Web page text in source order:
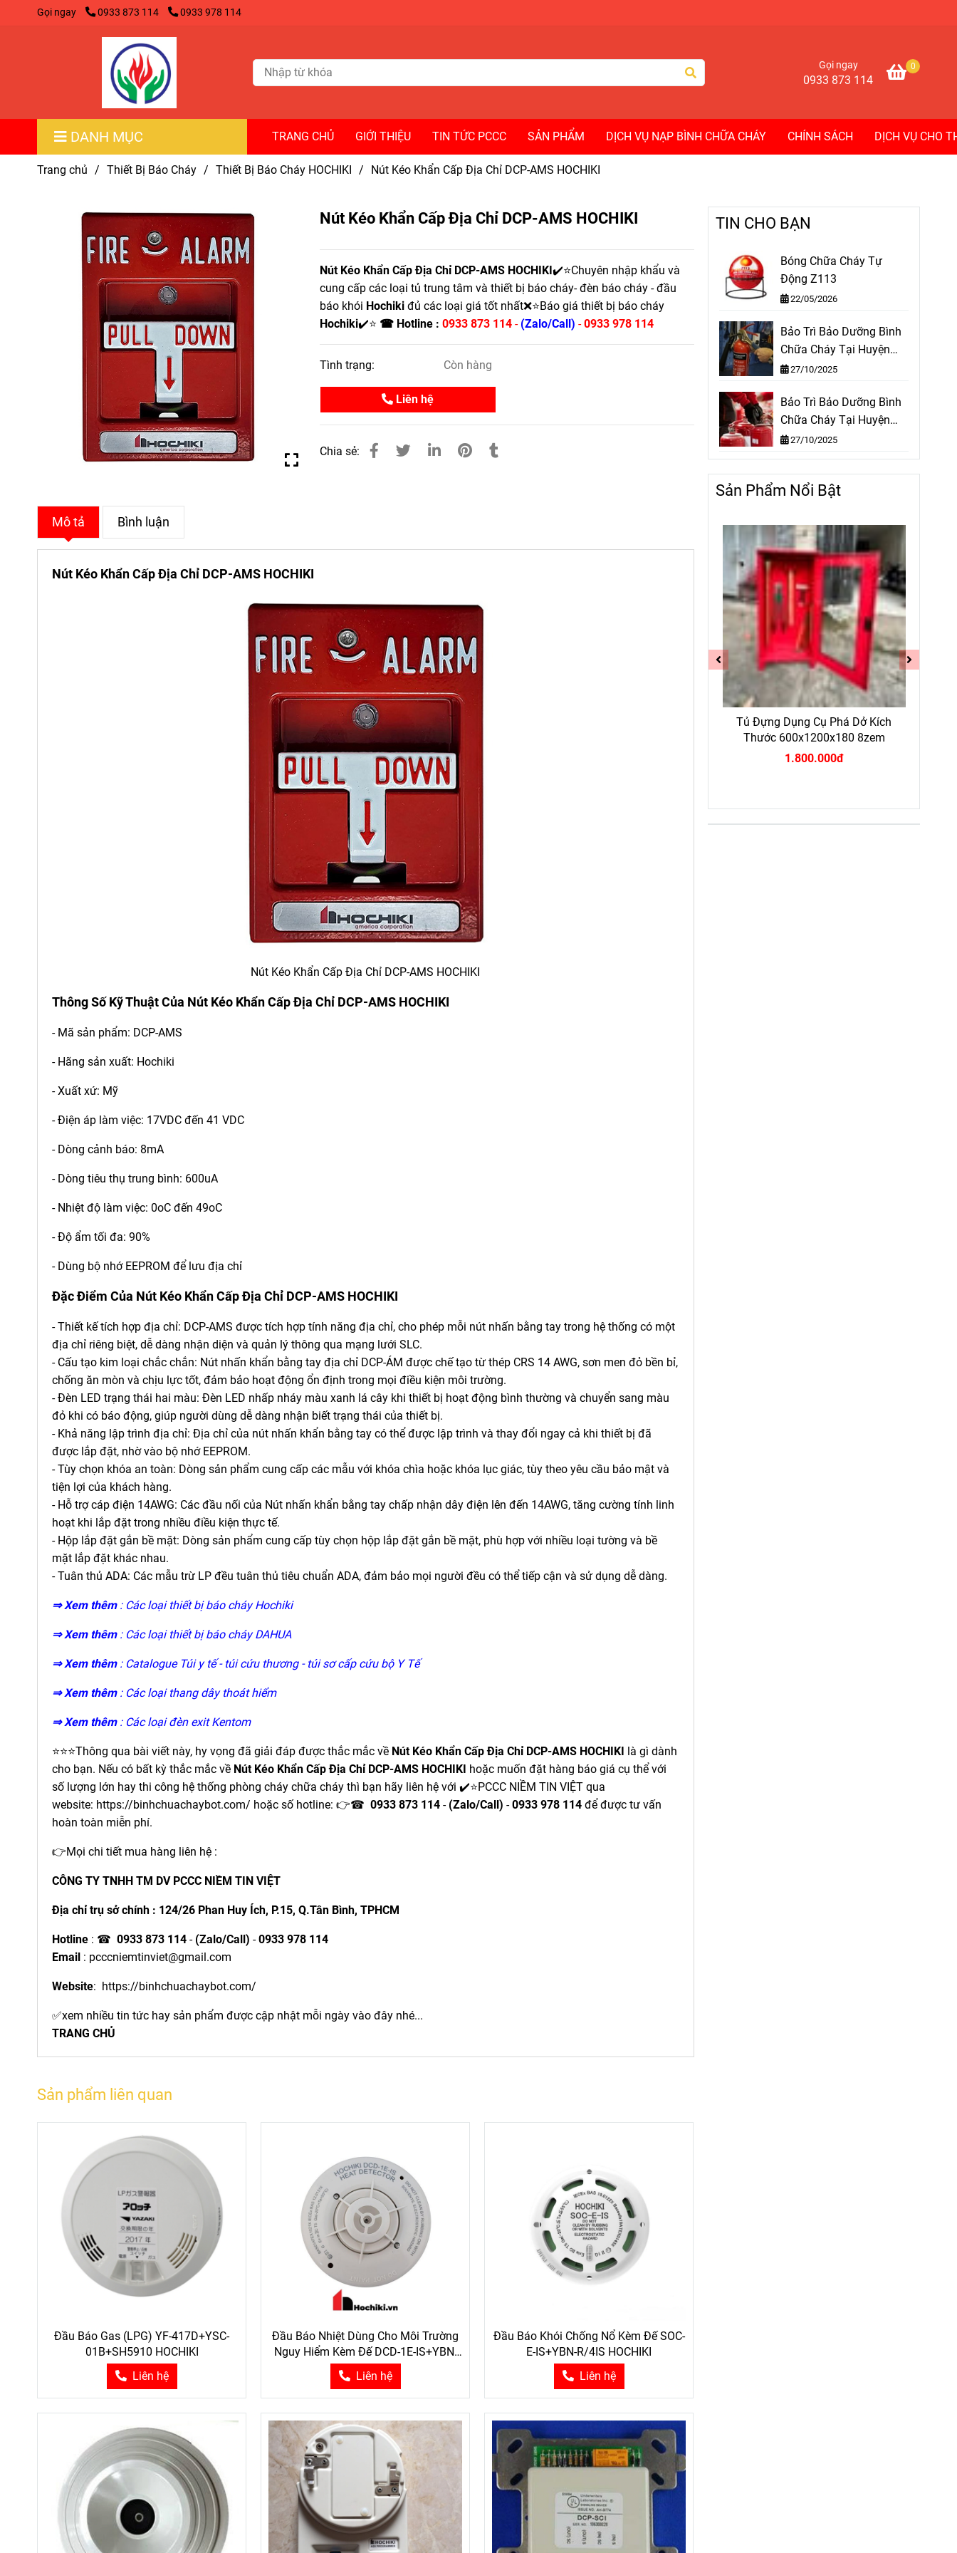
Gọi ngay 0933 873 114 0933 978 114
Gọi ngay
0933 873 114
0
DANH MỤC TRANG CHỦ GIỚI THIỆU TIN TỨC PCCC SẢN PHẨM DỊCH VỤ NẠP BÌNH CHỮA CHÁY CHÍNH SÁCH DỊCH VỤ CHO
Trang chủ / Thiết Bị Báo Cháy / Thiết Bị Báo Cháy HOCHIKI / Nút Kéo Khẩn Cấp Địa Chỉ DCP-AMS HOCHIKI
Nút Kéo Khẩn Cấp Địa Chỉ DCP-AMS HOCHIKI
Nút Kéo Khẩn Cấp Địa Chỉ DCP-AMS HOCHIKI✔️⭐Chuyên nhập khẩu và
cung cấp các loại tủ trung tâm và thiết bị báo cháy- đèn báo cháy - đầu
báo khói Hochikiđủ các loại giá tốt nhất❌⭐Báo giá thiết bị báo cháy
Hochiki✔️⭐ ☎ Hotline : 0933 873 114- (Zalo/Call) -0933 978 114
Tình trạng: Còn hàng
Liên hệ
Chia sẻ:
Mô tả Bình luận
Nút Kéo Khẩn Cấp Địa Chỉ DCP-AMS HOCHIKI
Nút Kéo Khẩn Cấp Địa Chỉ DCP-AMS HOCHIKI
Thông Số Kỹ Thuật Của Nút Kéo Khẩn Cấp Địa Chỉ DCP-AMS HOCHIKI
- Mã sản phẩm: DCP-AMS
- Hãng sản xuất: Hochiki
- Xuất xứ: Mỹ
- Điện áp làm việc: 17VDC đến 41 VDC
- Dòng cảnh báo: 8mA
- Dòng tiêu thụ trung bình: 600uA
- Nhiệt độ làm việc: 0oC đến 49oC
- Độ ẩm tối đa: 90%
- Dùng bộ nhớ EEPROM để lưu địa chỉ
Đặc Điểm Của Nút Kéo Khẩn Cấp Địa Chỉ DCP-AMS HOCHIKI
- Thiết kế tích hợp địa chỉ: DCP-AMS được tích hợp tính năng địa chỉ, cho phép mỗi nút nhấn bằng tay trong hệ thống có một
địa chỉ riêng biệt, dễ dàng nhận diện và quản lý thông qua mạng lưới SLC.
- Cấu tạo kim loại chắc chắn: Nút nhấn khẩn bằng tay địa chỉ DCP-ÁM được chế tạo từ thép CRS 14 AWG, sơn men đỏ bền bỉ,
chống ăn mòn và chịu lực tốt, đảm bảo hoạt động ổn định trong mọi điều kiện môi trường.
- Đèn LED trạng thái hai màu: Đèn LED nhấp nháy màu xanh lá cây khi thiết bị hoạt động bình thường và chuyển sang màu
đỏ khi có báo động, giúp người dùng dễ dàng nhận biết trạng thái của thiết bị.
- Khả năng lập trình địa chỉ: Địa chỉ của nút nhấn khẩn bằng tay có thể được lập trình và thay đổi ngay cả khi thiết bị đã
được lắp đặt, nhờ vào bộ nhớ EEPROM.
- Tùy chọn khóa an toàn: Dòng sản phẩm cung cấp các mẫu với khóa chìa hoặc khóa lục giác, tùy theo yêu cầu bảo mật và
tiện lợi của khách hàng.
- Hỗ trợ cáp điện 14AWG: Các đầu nối của Nút nhấn khẩn bằng tay chấp nhận dây điện lên đến 14AWG, tăng cường tính linh
hoạt khi lắp đặt trong nhiều điều kiện thực tế.
- Hộp lắp đặt gắn bề mặt: Dòng sản phẩm cung cấp tùy chọn hộp lắp đặt gắn bề mặt, phù hợp với nhiều loại tường và bề
mặt lắp đặt khác nhau.
- Tuân thủ ADA: Các mẫu trừ LP đều tuân thủ tiêu chuẩn ADA, đảm bảo mọi người đều có thể tiếp cận và sử dụng dễ dàng.
⇒ Xem thêm: Các loại thiết bị báo cháy Hochiki
⇒ Xem thêm: Các loại thiết bị báo cháy DAHUA
⇒ Xem thêm: Catalogue Túi y tế - túi cứu thương - túi sơ cấp cứu bộ Y Tế
⇒ Xem thêm : Các loại thang dây thoát hiểm
⇒ Xem thêm: Các loại đèn exit Kentom
⭐⭐⭐Thông qua bài viết này, hy vọng đã giải đáp được thắc mắc về Nút Kéo Khẩn Cấp Địa Chỉ DCP-AMS HOCHIKI là gì dành
cho bạn. Nếu có bất kỳ thắc mắc về Nút Kéo Khẩn Cấp Địa Chỉ DCP-AMS HOCHIKI hoặc muốn đặt hàng báo giá cụ thể với
số lượng lớn hay thi công hệ thống phòng cháy chữa cháy thì bạn hãy liên hệ với ✔️⭐PCCC NIỀM TIN VIỆT qua
website: https://binhchuachaybot.com/ hoặc số hotline: 👉☎ 0933 873 114 - (Zalo/Call) -0933 978 114 để được tư vấn
hoàn toàn miễn phí.
👉Mọi chi tiết mua hàng liên hệ :
CÔNG TY TNHH TM DV PCCC NIỀM TIN VIỆT
Địa chỉ trụ sở chính : 124/26 Phan Huy Ích, P.15, Q.Tân Bình, TPHCM
Hotline : ☎ 0933 873 114 - (Zalo/Call) -0933 978 114
Email : pcccniemtinviet@gmail.com
Website: https://binhchuachaybot.com/
✅xem nhiều tin tức hay sản phẩm được cập nhật mỗi ngày vào đây nhé...
TRANG CHỦ
Sản phẩm liên quan
Đầu Báo Gas (LPG) YF-417D+YSC-
01B+SH5910 HOCHIKI
Liên hệ
Đầu Báo Nhiệt Dùng Cho Môi Trường
Nguy Hiểm Kèm Đế DCD-1E-IS+YBN-
R/4IS HOCHIKI
Liên hệ
Đầu Báo Khói Chống Nổ Kèm Đế SOC-
E-IS+YBN-R/4IS HOCHIKI
Liên hệ
TIN CHO BẠN
Bóng Chữa Cháy Tự
Động Z113
22/05/2026
Bảo Trì Bảo Dưỡng Bình
Chữa Cháy Tại Huyện
Hóc Môn TPHCM
27/10/2025
Bảo Trì Bảo Dưỡng Bình
Chữa Cháy Tại Huyện
Nhà Bè TPHCM
27/10/2025
Sản Phẩm Nổi Bật
Bình Chữa Cháy Bột MFZ1 BC 1KG
(ABC MFZL1)
Tủ Đựng Dụng Cụ Phá Dở Kích
Thước 600x1200x180 8zem
1.800.000đ